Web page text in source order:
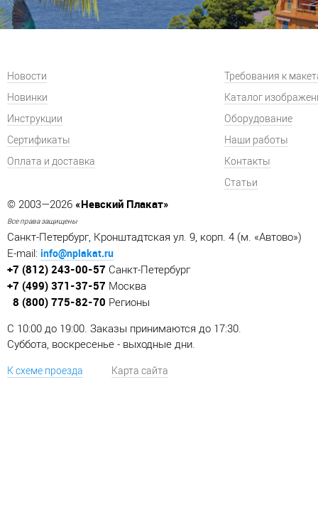
Новости
Новинки
Инструкции
Сертификаты
Оплата и доставка
Требования к
Каталог
Оборудование
Наши работы
Контакты
Статьи
© 2003—2026 «Невский Плакат»
Все права защищены
Санкт-Петербург, Кронштадтская ул. 9, корп. 4 (м. «Автово»)
E-mail: info@nplakat.ru
+7 (812) 243-00-57 Санкт-Петербург
+7 (499) 371-37-57 Москва
8 (800) 775-82-70 Регионы
C 10:00 до 19:00. Заказы принимаются до 17:30.
Суббота, воскресенье - выходные дни.
К схеме проезда Карта сайта